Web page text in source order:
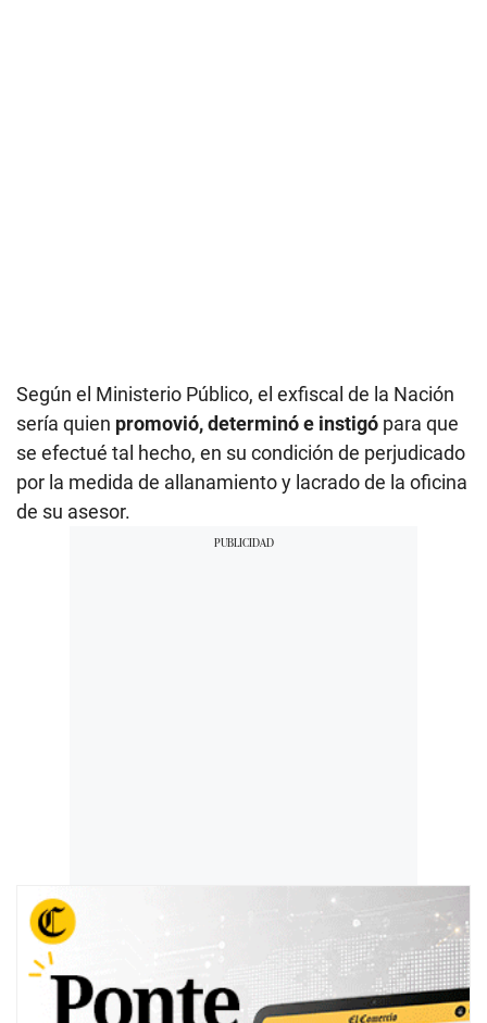
Según el Ministerio Público, el exfiscal de la Nación
sería quien promovió, determinó e instigó para que
se efectué tal hecho, en su condición de perjudicado
por la medida de allanamiento y lacrado de la oficina
de su asesor.